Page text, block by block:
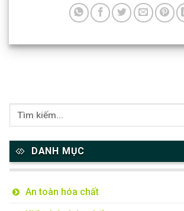
DANH MỤC
An toàn hóa chất